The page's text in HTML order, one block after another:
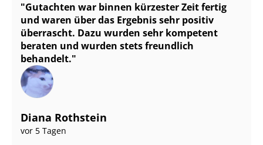
Gutachten war binnen kürzester Zeit fertig
und waren über das Ergebnis sehr positiv
überrascht. Dazu wurden sehr kompetent
beraten und wurden stets freundlich
behandelt.
Diana Rothstein
vor 5 Tagen